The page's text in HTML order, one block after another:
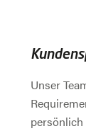
Unser